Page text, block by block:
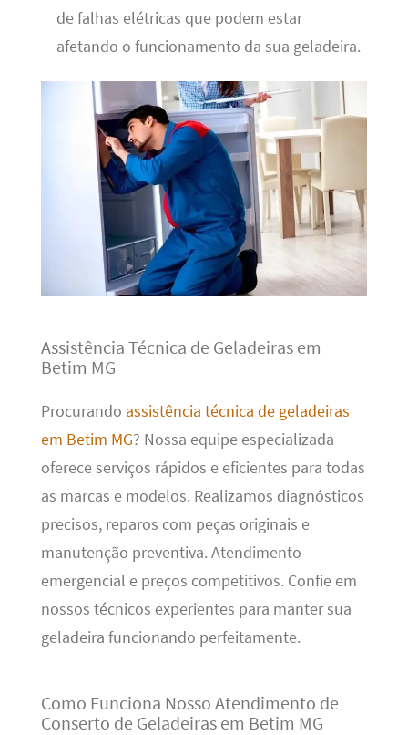
de falhas elétricas que podem estar
afetando o funcionamento da sua geladeira.
Assistência Técnica de Geladeiras em
Betim MG
Procurando assistência técnica de geladeiras
em Betim MG? Nossa equipe especializada
oferece serviços rápidos e eficientes para todas
as marcas e modelos. Realizamos diagnósticos
precisos, reparos com peças originais e
manutenção preventiva. Atendimento
emergencial e preços competitivos. Confie em
nossos técnicos experientes para manter sua
geladeira funcionando perfeitamente.
Como Funciona Nosso Atendimento de
Conserto de Geladeiras em Betim MG